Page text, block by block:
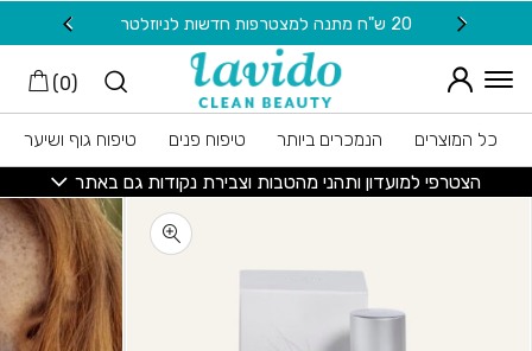
Skip to Content
20 ש"ח מתנה למצטרפות חדשות לניוזלטר
(
0
)
כל המוצרים הנמכרים ביותר טיפוח פנים
טיפוח גוף ושיער
הצטרפי למועדון ותהני מהטבות וצבירת נקודות גם באתר
בחזרה למעלה